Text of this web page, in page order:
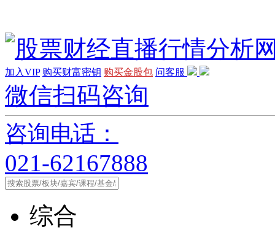
加入VIP 购买财富密钥 购买金股包 问客服
微信扫码咨询
咨询电话：
021-62167888
综合